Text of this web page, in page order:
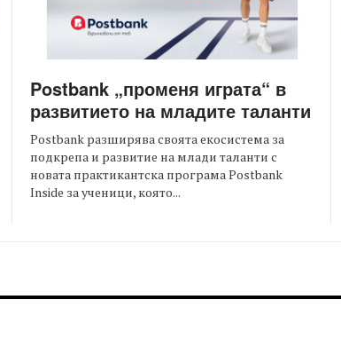
Postbank „променя играта“ в
развитието на младите таланти
Postbank разширява своята екосистема за
подкрепа и развитие на млади таланти с
новата практикантска програма Postbank
Inside за ученици, която...